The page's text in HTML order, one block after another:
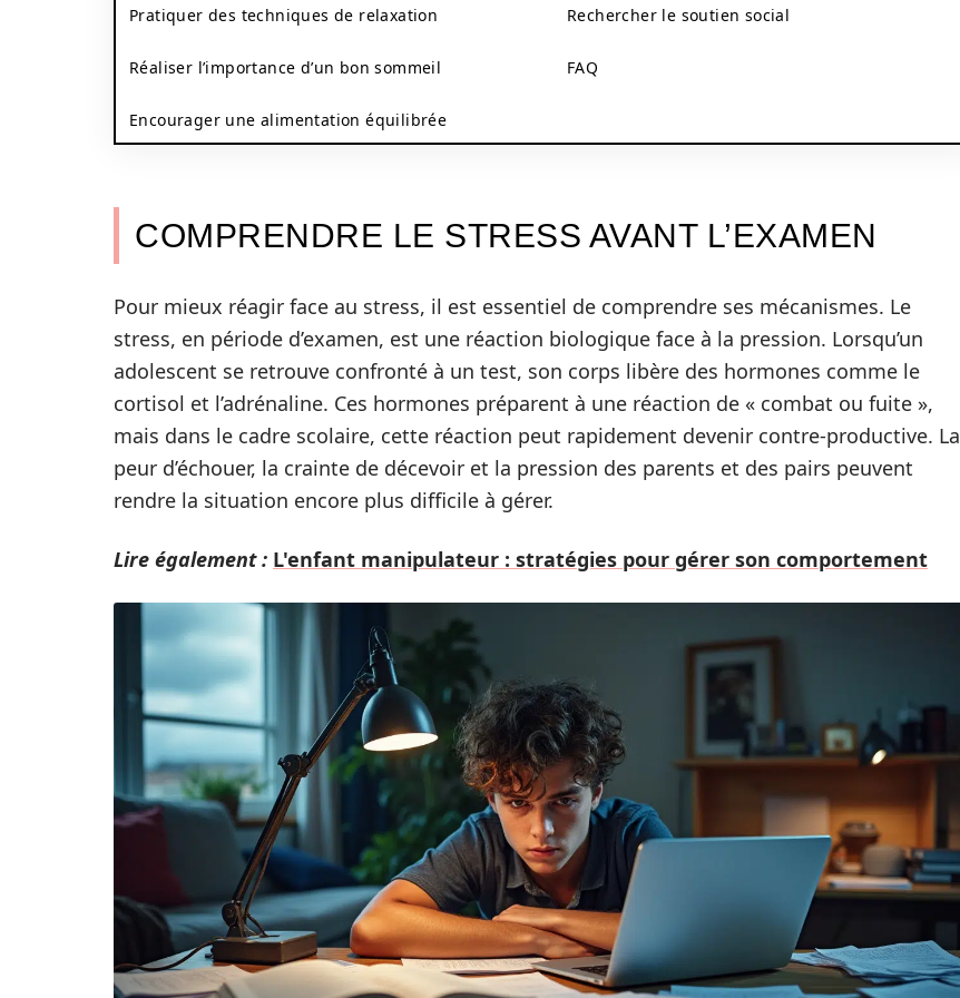
Pratiquer des techniques de relaxation
Réaliser l’importance d’un bon sommeil
Encourager une alimentation équilibrée
Rechercher le soutien social
FAQ
COMPRENDRE LE STRESS AVANT L’EXAMEN
Pour mieux réagir face au stress, il est essentiel de comprendre ses mécanismes. Le
stress, en période d’examen, est une réaction biologique face à la pression. Lorsqu’un
adolescent se retrouve confronté à un test, son corps libère des hormones comme le
cortisol et l’adrénaline. Ces hormones préparent à une réaction de « combat ou fuite »,
mais dans le cadre scolaire, cette réaction peut rapidement devenir contre-productive. La
peur d’échouer, la crainte de décevoir et la pression des parents et des pairs peuvent
rendre la situation encore plus difficile à gérer.
Lire également : L'enfant manipulateur : stratégies pour gérer son comportement